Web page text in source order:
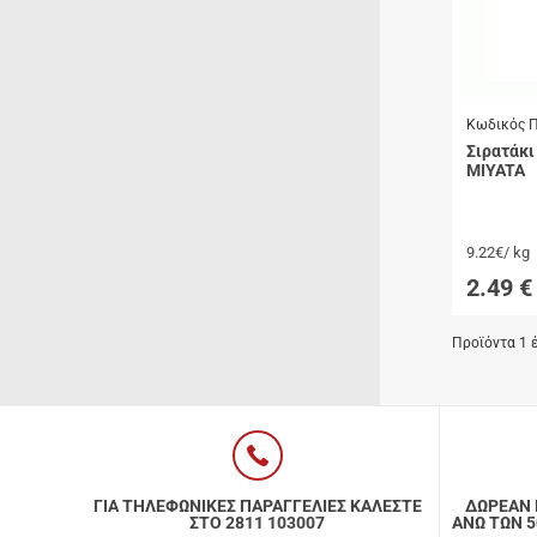
Κωδικός
MIYATA
9.22€/ kg
2.49 €
Προϊόντα 1
ΓΙΑ ΤΗΛΕΦΩΝΙΚΕΣ ΠΑΡΑΓΓΕΛΙΕΣ ΚΑΛΕΣΤΕ
ΣΤΟ 2811 103007
ΔΩΡΕΑΝ
ΑΝΩ ΤΩΝ 50€